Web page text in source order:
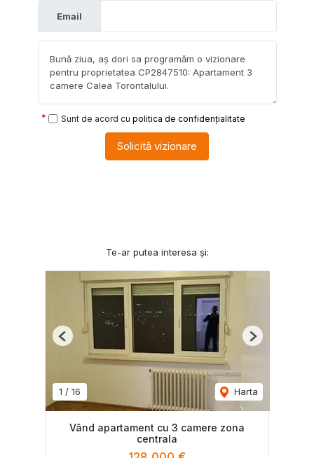
Email
Sunt de acord cu politica de confidențialitate
Solicită vizionare
Te-ar putea interesa și:
1 / 16 Harta
Previous Next
Vând apartament cu 3 camere zona
centrala